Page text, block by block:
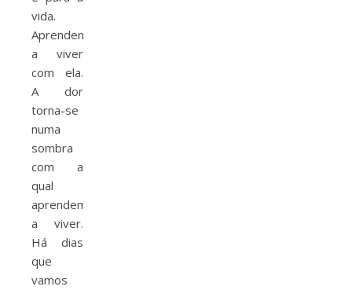
vida.
Aprendemos
a viver
com ela.
A dor
torna-se
numa
sombra
com a
qual
aprendemos
a viver.
Há dias
que
vamos